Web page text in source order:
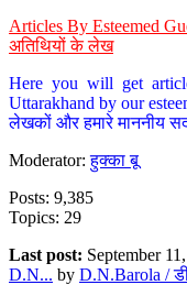
Articles By Esteemed
अतिथियों के लेख
Here you will get
Uttarakhand by our
लेखकों और हमारे माननीय
Moderator:हुक्का बू
Posts: 9,385
Topics: 29
Last post: September
D.N... by D.N.Barola /